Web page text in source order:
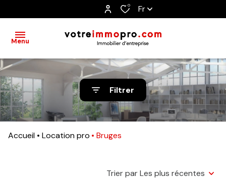
0 Fr
Menu
accueil
immobilier
résidentiel
immobilier
Filtrer
Accueil Location pro Bruges
Trier par Les plus récentes